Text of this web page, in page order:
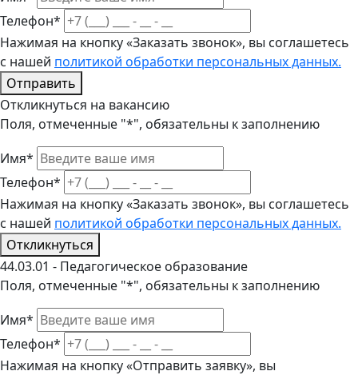
Телефон*
Нажимая на кнопку «Заказать звонок», вы соглашетесь
с нашей политикой обработки персональных данных.
Отправить
Откликнуться на вакансию
Поля, отмеченные "*", обязательны к заполнению
Имя*
Телефон*
Нажимая на кнопку «Заказать звонок», вы соглашетесь
с нашей политикой обработки персональных данных.
Откликнуться
44.03.01 - Педагогическое образование
Поля, отмеченные "*", обязательны к заполнению
Имя*
Телефон*
Нажимая на кнопку «Отправить заявку», вы